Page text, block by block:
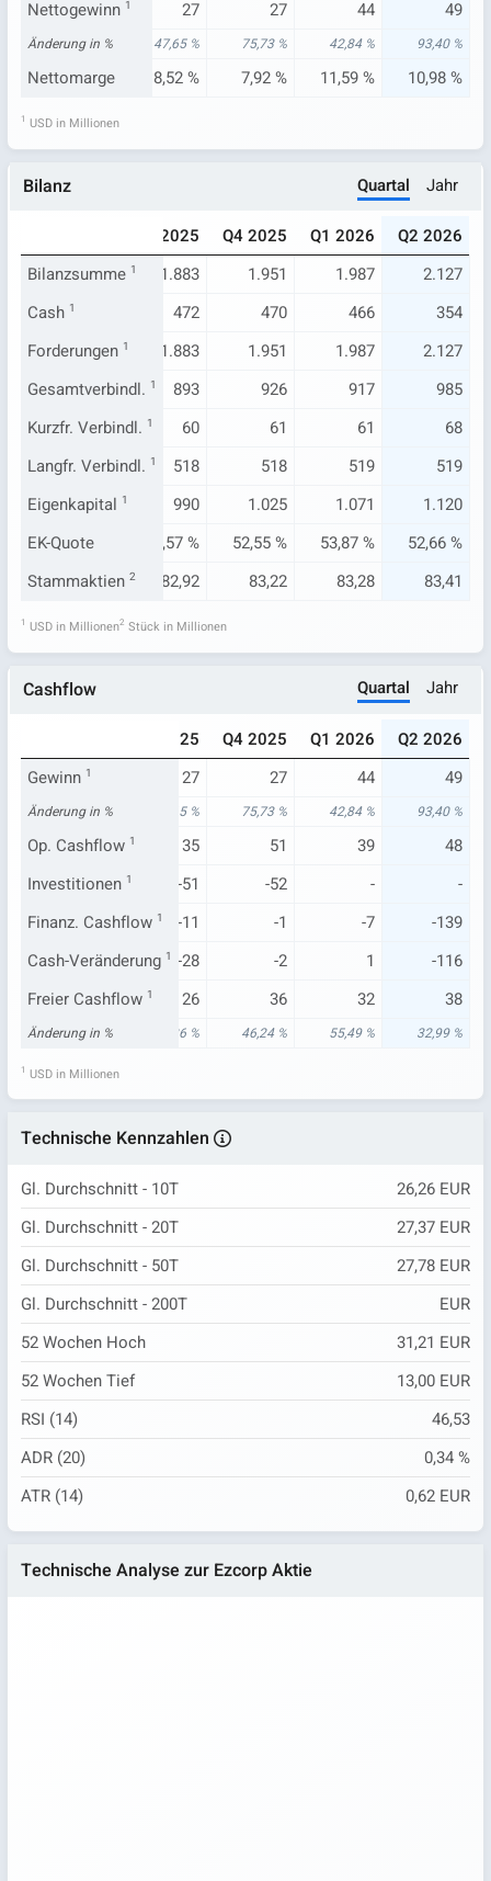
Nettogewinn 1
25 27 27 44 49
Änderung in %
18,21 % 47,65 % 75,73 % 42,84 % 93,40 %
Nettomarge
8,28 % 8,52 % 7,92 % 11,59 % 10,98 %
1 USD in Millionen
Bilanz Quartal Jahr
Q3 2025 Q4 2025 Q1 2026
Q2 2026
Bilanzsumme 1
1.830 1.883 1.951 1.987
2.127
Cash 1 472 470 466
354
Forderungen 1
1.830 1.883 1.951 1.987
2.127
Gesamtverbindl. 1
978 893 926 917
985
Kurzfr. Verbindl. 1
162 60 61 61
68
Langfr. Verbindl. 1
517 518 518 519
519
Eigenkapital 1
852 990 1.025 1.071
1.120
EK-Quote
46,54 % 52,57 % 52,55 % 53,87 %
52,66 %
Stammaktien 2
83,14 82,92 83,22 83,28 83,41
1 USD in Millionen2 Stück in Millionen
Cashflow Quartal Jahr
Q3 2025 Q4 2025 Q1 2026
Q2 2026
Gewinn 1 27 27 44 49
Änderung in %
18,21 % 47,65 % 75,73 % 42,84 % 93,40 %
Op. Cashflow 1
37 35 51 39
48
Investitionen 1
-0.741 -51 -52 -
-
Finanz. Cashflow 1
294 -11 -1 -7
-139
Cash-Veränderung 1
331 -28 -2 1
-116
Freier Cashflow 1
29 26 36 32 38
Änderung in %
232,44 % -20,36 % 46,24 % 55,49 % 32,99 %
1 USD in Millionen
Technische Kennzahlen
Gl. Durchschnitt - 10T
26,26 EUR
Gl. Durchschnitt - 20T
27,37 EUR
Gl. Durchschnitt - 50T
27,78 EUR
Gl. Durchschnitt - 200T
EUR
52 Wochen Hoch
31,21 EUR
52 Wochen Tief
13,00 EUR
RSI (14)
46,53
ADR (20)
0,34 %
ATR (14)
0,62 EUR
Technische Analyse zur Ezcorp Aktie